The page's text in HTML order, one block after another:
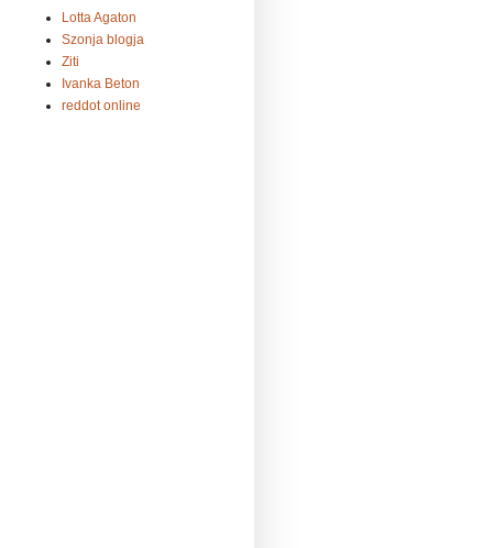
Lotta Agaton
Szonja blogja
Ziti
Ivanka Beton
reddot online